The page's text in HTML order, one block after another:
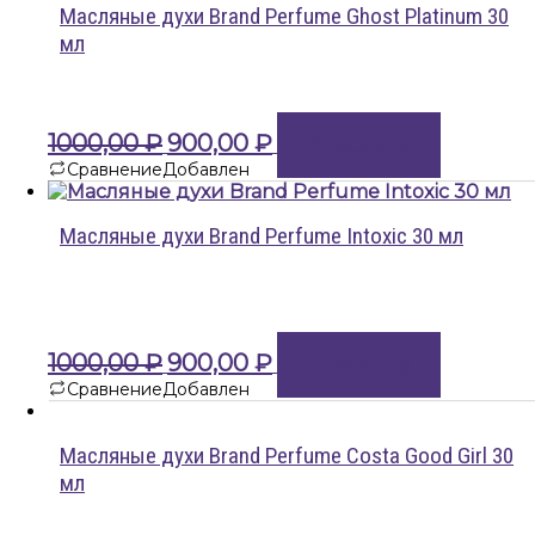
Масляные духи Brand Perfume Ghost Platinum 30
мл
1000,00₽ Первоначальная
цена
составляла
1000,00 ₽.
900,00 ₽Текущая
цена:
900,00 ₽.
СравнениеДобавлен
Масляные духи Brand Perfume Intoxiс 30 мл
1000,00₽ Первоначальная
цена
составляла
900,00 ₽Текущая
цена:
900,00 ₽.
СравнениеДобавлен
Масляные духи Brand Perfume Costa Good Girl 30
мл